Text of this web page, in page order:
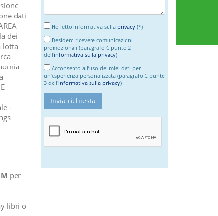
dati
dei
lotta
-
per
libri o
Ho letto informativa sulla privacy(*)
Desidero ricevere comunicazioni
promozionali (paragrafo C punto 2
dell'informativa sulla privacy)
Acconsento all’uso dei miei dati per
un’esperienza personalizzata (paragrafo C punto
3 dell'informativa sulla privacy)